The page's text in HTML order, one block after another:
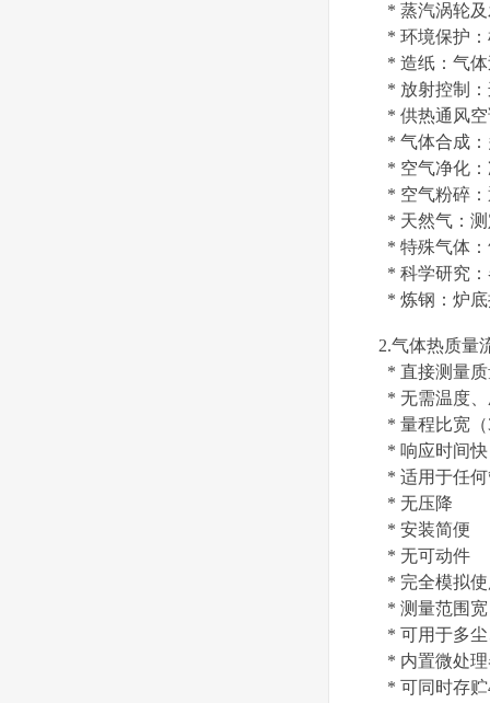
* 蒸汽涡轮
* 环境保护
* 造纸：气
* 放射控制
* 供热通风
* 气体合成
* 空气净化
* 空气粉碎
* 天然气：
* 特殊气体
* 科学研究
* 炼钢：炉
2.气体热质量
* 直接测量
* 无需温度
* 量程比宽（
* 响应时间快
* 适用于任
* 无压降
* 安装简便
* 无可动件
* 完全模拟
* 测量范围宽
* 可用于多
* 内置微处
* 可同时存